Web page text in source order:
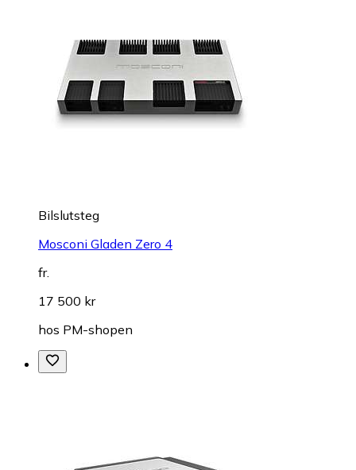
Bilslutsteg
Mosconi Gladen Zero 4
fr.
17 500 kr
hos PM-shopen